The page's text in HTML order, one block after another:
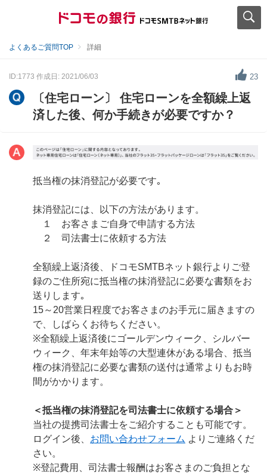
よくあるご質問TOP 詳細
ID:1773 作成日: 2021/06/03 23
〔住宅ローン〕 住宅ローンを全額繰上返
済した後、何か手続きが必要ですか？
抵当権の抹消登記が必要です｡
抹消登記には、以下の方法があります。
１ お客さまご自身で申請する方法
２ 司法書士に依頼する方法
全額繰上返済後、ドコモSMTBネット銀行よりご登
録のご住所宛に抵当権の抹消登記に必要な書類をお
送りします｡
15～20営業日程度でお客さまのお手元に届きますの
で、しばらくお待ちください。
※全額繰上返済後にゴールデンウィーク、シルバー
ウィーク、年末年始等の大型連休がある場合、抵当
権の抹消登記に必要な書類の送付は通常よりもお時
間がかかります。
＜抵当権の抹消登記を司法書士に依頼する場合＞
当社の提携司法書士をご紹介することも可能です。
ログイン後、 お問い合わせフォーム よりご連絡くだ
さい。
※登記費用、司法書士報酬はお客さまのご負担とな